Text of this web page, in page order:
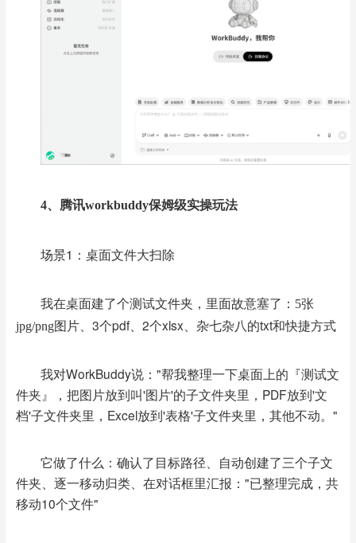
4、腾讯workbuddy保姆级实操玩法
场景1：桌面文件大扫除
我在桌面建了个测试文件夹，里面故意塞了： 5张
jpg/png图片、 3个pdf、 2个xlsx、 杂七杂八的txt和快捷方式
我对WorkBuddy说："帮我整理一下桌面上的『测试文
件夹』，把图片放到叫'图片'的子文件夹里，PDF放到'文
档'子文件夹里，Excel放到'表格'子文件夹里，其他不动。"
它做了什么：确认了目标路径、 自动创建了三个子文
件夹、 逐一移动归类、 在对话框里汇报："已整理完成，共
移动10个文件"